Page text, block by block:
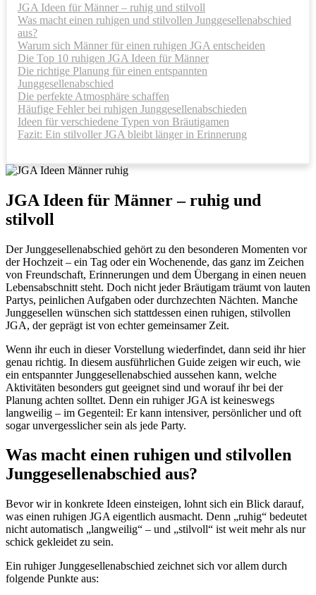
JGA Ideen für Männer – ruhig und stilvoll
Was macht einen ruhigen und stilvollen Junggesellenabschied
aus?
Warum sich Männer für einen ruhigen JGA entscheiden
Die Top 10 ruhigen JGA Ideen für Männer
Die richtige Planung für einen entspannten
Junggesellenabschied
Die perfekte Atmosphäre schaffen
Häufige Fehler bei ruhigen Junggesellenabschieden
Ideen für verschiedene Typen von Bräutigamen
Fazit: Ein stilvoller JGA bleibt länger in Erinnerung
JGA Ideen für Männer – ruhig und
stilvoll
Der Junggesellenabschied gehört zu den besonderen Momenten vor
der Hochzeit – ein Tag oder ein Wochenende, das ganz im Zeichen
von Freundschaft, Erinnerungen und dem Übergang in einen neuen
Lebensabschnitt steht. Doch nicht jeder Bräutigam träumt von lauten
Partys, peinlichen Aufgaben oder durchzechten Nächten. Manche
Junggesellen wünschen sich stattdessen einen ruhigen, stilvollen
JGA, der geprägt ist von echter gemeinsamer Zeit.
Wenn ihr euch in dieser Vorstellung wiederfindet, dann seid ihr hier
genau richtig. In diesem ausführlichen Guide zeigen wir euch, wie
ein entspannter Junggesellenabschied aussehen kann, welche
Aktivitäten besonders gut geeignet sind und worauf ihr bei der
Planung achten solltet. Denn ein ruhiger JGA ist keineswegs
langweilig – im Gegenteil: Er kann intensiver, persönlicher und oft
sogar unvergesslicher sein als jede Party.
Was macht einen ruhigen und stilvollen
Junggesellenabschied aus?
Bevor wir in konkrete Ideen einsteigen, lohnt sich ein Blick darauf,
was einen ruhigen JGA eigentlich ausmacht. Denn „ruhig“ bedeutet
nicht automatisch „langweilig“ – und „stilvoll“ ist weit mehr als nur
schick gekleidet zu sein.
Ein ruhiger Junggesellenabschied zeichnet sich vor allem durch
folgende Punkte aus: